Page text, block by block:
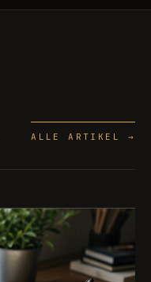
ALLE ARTIKEL →